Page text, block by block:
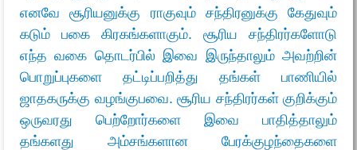
எனவே சூரியனுக்கு ராகுவும் சந்திரனுக்கு கேதுவும்
கடும் பகை கிரகங்களாகும். சூரிய சந்திரர்களோடு
எந்த வகை தொடர்பில் இவை இருந்தாலும் அவற்றின்
பொறுப்புகளை தட்டிப்பறித்து தங்கள் பாணியில்
ஜாதகருக்கு வழங்குபவை. சூரிய சந்திரர்கள் குறிக்கும்
ஒருவரது பெற்றோர்களை இவை பாதித்தாலும்
தங்களது அம்சங்களான பேரக்குழந்தைகளை